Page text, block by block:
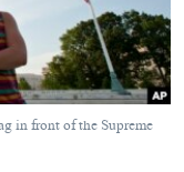
in front of the Supreme